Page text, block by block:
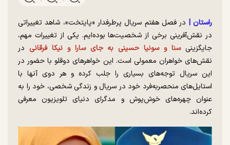
راستان | در فصل هفتم سریال پرطرفدار «پایتخت»، شاهد تغییراتی
در نقش‌آفرینی برخی از شخصیت‌ها بوده‌ایم. یکی از تغییرات مهم،
جایگزینیسنا و سونیا حسینی به جای سارا و نیکا فرقانی در
نقش‌های خواهران معمولی است. این خواهر‌های دوقلو با حضور در
این سریال توجه‌های بسیاری را جلب کرده و هر دوی آنها با
استایل‌های منحصر‌به‌فرد خود در سریال و زندگی شخصی، خود را به
عنوان چهره‌های خوش‌پوش و مدگرای دنیای تلویزیون معرفی
کرده‌اند.